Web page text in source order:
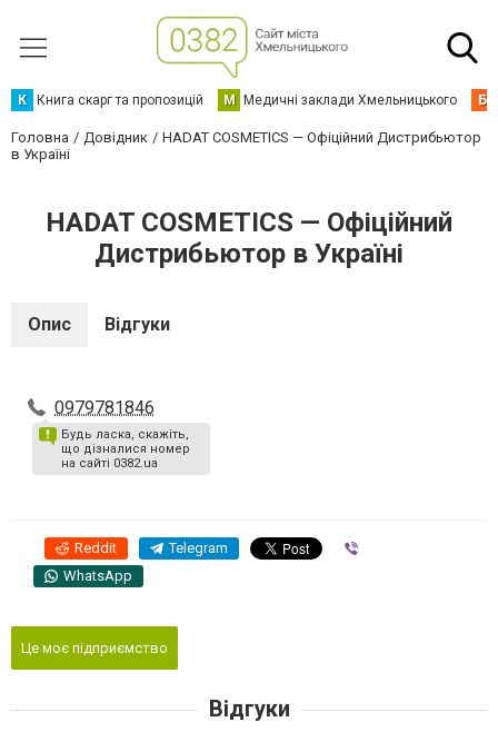
К Книга скарг та пропозицій М Медичні заклади Хмельницького Б
Головна Довідник
HADAT COSMETICS — Офіційний Дистрибьютор
в Україні
HADAT COSMETICS — Офіційний
Дистрибьютор в Україні
Опис Відгуки
0979781846
Будь ласка, скажіть,
що дізналися номер
на сайті 0382.ua
Reddit Telegram
WhatsApp
Це моє підприємство
Відгуки